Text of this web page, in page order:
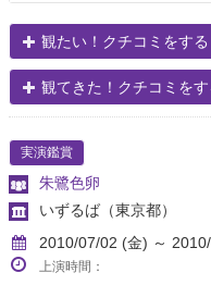
観たい！クチコミをする
観てきた！クチコミをす
実演鑑賞
朱鷺色卵
いずるば （東京都）
2010/07/02 (金) ～
上演時間：